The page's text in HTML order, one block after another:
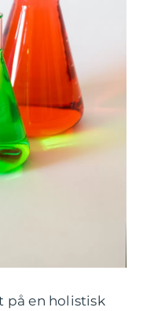
på en holistisk